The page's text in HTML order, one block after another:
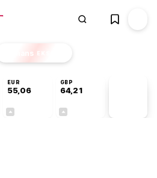
Finans EKSTRA
EUR
55,06
GBP
64,21